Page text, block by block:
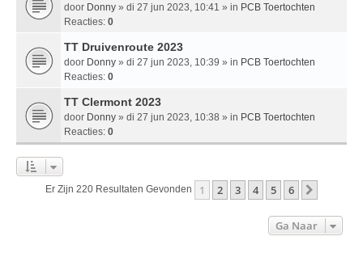
door Donny » di 27 jun 2023, 10:41 » in PCB Toertochten
Reacties: 0
TT Druivenroute 2023
door Donny » di 27 jun 2023, 10:39 » in PCB Toertochten
Reacties: 0
TT Clermont 2023
door Donny » di 27 jun 2023, 10:38 » in PCB Toertochten
Reacties: 0
Er Zijn 220 Resultaten Gevonden 1 2 3 4 5 6
Ga Naar